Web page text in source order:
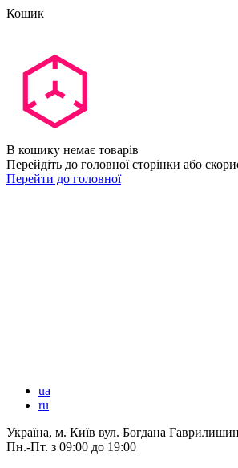
Кошик
В кошику немає товарів
Перейдіть до головної сторінки або
Перейти до головної
ua
ru
Україна, м. Київ вул. Богдана
Пн.-Пт. з 09:00 до 19:00